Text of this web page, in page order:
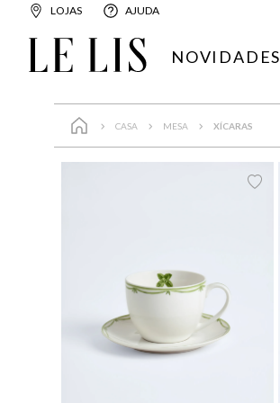
LOJAS AJUDA
NOVIDADES
CASA MESA XÍCARAS